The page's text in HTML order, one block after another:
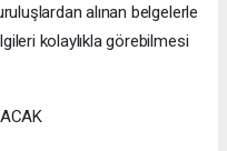
alınan belgelerle
kolaylıkla görebilmesi